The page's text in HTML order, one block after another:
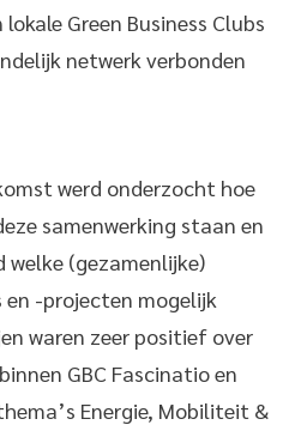
Green Business Clubs
netwerk verbonden
werd onderzocht hoe
samenwerking staan en
welke (gezamenlijke)
-projecten mogelijk
waren zeer positief over
GBC Fascinatio en
Energie, Mobiliteit &